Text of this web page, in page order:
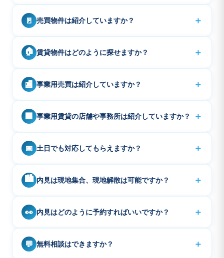
主にご紹介可能です。
の契約のみとなります。またエリア全体でハイルーフ、
は、お部屋のご希望時に早めにお知らせください。
🚪 売買物件は紹介していますか？ ＋
もできます。また気になる物件が、SUUMOなどの他社
であれば、他社や掲載の物件でも、複数の物件をまとめ
てご案内させていただきます。お気軽にお問い合わせく
ださい。
🏠 賃貸物件はどのように探せますか？ ＋
をお探しいただけます。おすすめピックアップ物件もぜ
🏬 事業用売買は紹介していますか？ ＋
施設など、首都圏、大都市圏で紹介しております。大半
🏢 事業用賃貸の店舗や事務所は紹介していますか？ ＋
いのでご希望をお知らせください。
📅 土日でも対応してもらえますか？ ＋
です。土曜日は営業しております。また営業時間外でも
い。
🏙️ 内見は現地集合、現地解散は可能ですか？ ＋
👀 内見はどのように予約すればいいですか？ ＋
ら承っております。他の方のご案内、契約、外出、リモ
💬 無料相談はできますか？ ＋